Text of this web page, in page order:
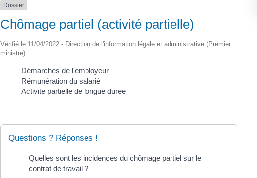
Dossier
Chômage partiel (activité partielle)
Vérifié le 11/04/2022 - Direction de l'information légale et administrative (Premier
ministre)
Démarches de l'employeur
Rémunération du salarié
Activité partielle de longue durée
Questions ? Réponses !
Quelles sont les incidences du chômage partiel sur le
contrat de travail ?